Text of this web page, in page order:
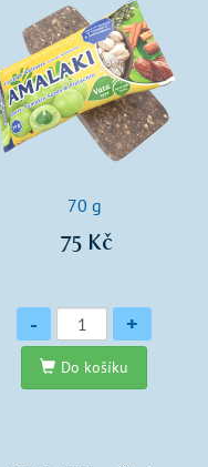
70 g
75 Kč
Množství
- +
Do košíku